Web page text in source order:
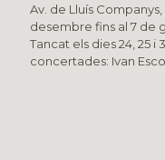
Av. de Lluís
desembre fins al 7 de
Tancat els dies 24, 25
concertades: Ivan